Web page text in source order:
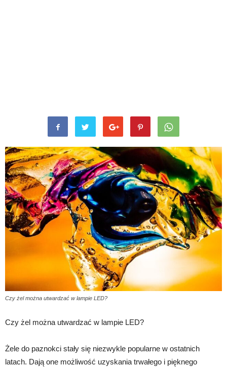
Czy żel można utwardzać w lampie LED?
Czy żel można utwardzać w lampie LED?
Żele do paznokci stały się niezwykle popularne w ostatnich
latach. Dają one możliwość uzyskania trwałego i pięknego